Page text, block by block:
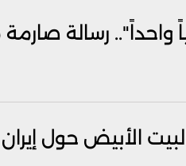
واحداً".. رسالة
الأبيض حول